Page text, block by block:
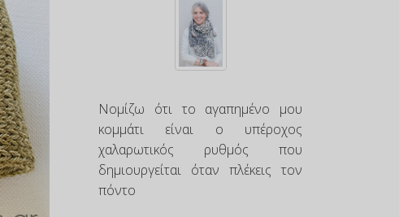
Νομίζω ότι το αγαπημένο μου
κομμάτι είναι ο υπέροχος
χαλαρωτικός ρυθμός που
δημιουργείται όταν πλέκεις τον
πόντο